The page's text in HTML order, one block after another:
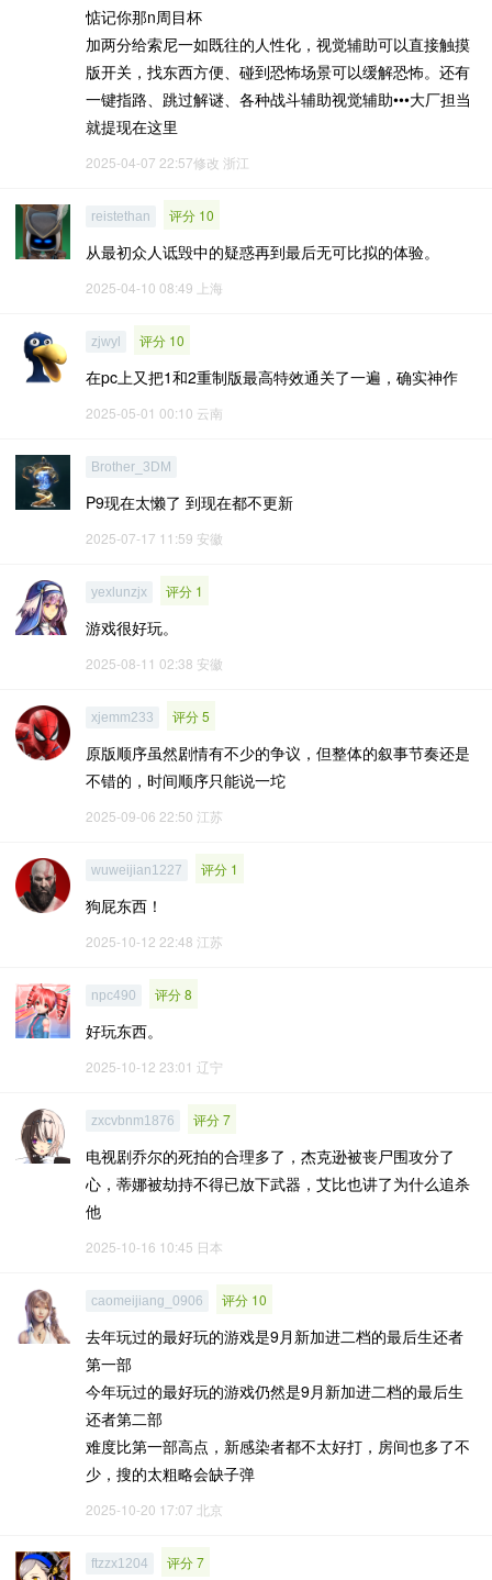
惦记你那n周目杯
加两分给索尼一如既往的人性化，视觉辅助可以直接触摸
版开关，找东西方便、碰到恐怖场景可以缓解恐怖。还有
一键指路、跳过解谜、各种战斗辅助视觉辅助•••大厂担当
就提现在这里
2025-04-07 22:57修改 浙江
reistethan 评分 10
从最初众人诋毁中的疑惑再到最后无可比拟的体验。
2025-04-10 08:49 上海
zjwyl 评分 10
在pc上又把1和2重制版最高特效通关了一遍，确实神作
2025-05-01 00:10 云南
Brother_3DM
P9现在太懒了 到现在都不更新
2025-07-17 11:59 安徽
yexlunzjx 评分 1
游戏很好玩。
2025-08-11 02:38 安徽
xjemm233 评分 5
原版顺序虽然剧情有不少的争议，但整体的叙事节奏还是
不错的，时间顺序只能说一坨
2025-09-06 22:50 江苏
wuweijian1227 评分 1
狗屁东西！
2025-10-12 22:48 江苏
npc490 评分 8
好玩东西。
2025-10-12 23:01 辽宁
zxcvbnm1876 评分 7
电视剧乔尔的死拍的合理多了，杰克逊被丧尸围攻分了
心，蒂娜被劫持不得已放下武器，艾比也讲了为什么追杀
他
2025-10-16 10:45 日本
caomeijiang_0906 评分 10
去年玩过的最好玩的游戏是9月新加进二档的最后生还者
第一部
今年玩过的最好玩的游戏仍然是9月新加进二档的最后生
还者第二部
难度比第一部高点，新感染者都不太好打，房间也多了不
少，搜的太粗略会缺子弹
2025-10-20 17:07 北京
ftzzx1204 评分 7